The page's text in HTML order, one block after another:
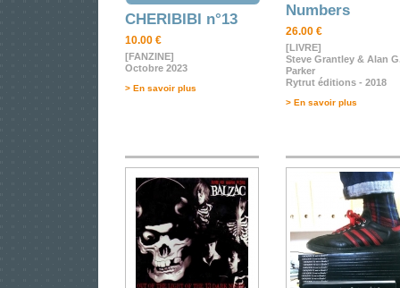
CHERIBIBI n°13
10.00 €
[FANZINE]
Octobre 2023
> En savoir plus
Numbers
26.00 €
[LIVRE]
Steve Grantley & Alan
Parker
Rytrut éditions - 2018
> En savoir plus